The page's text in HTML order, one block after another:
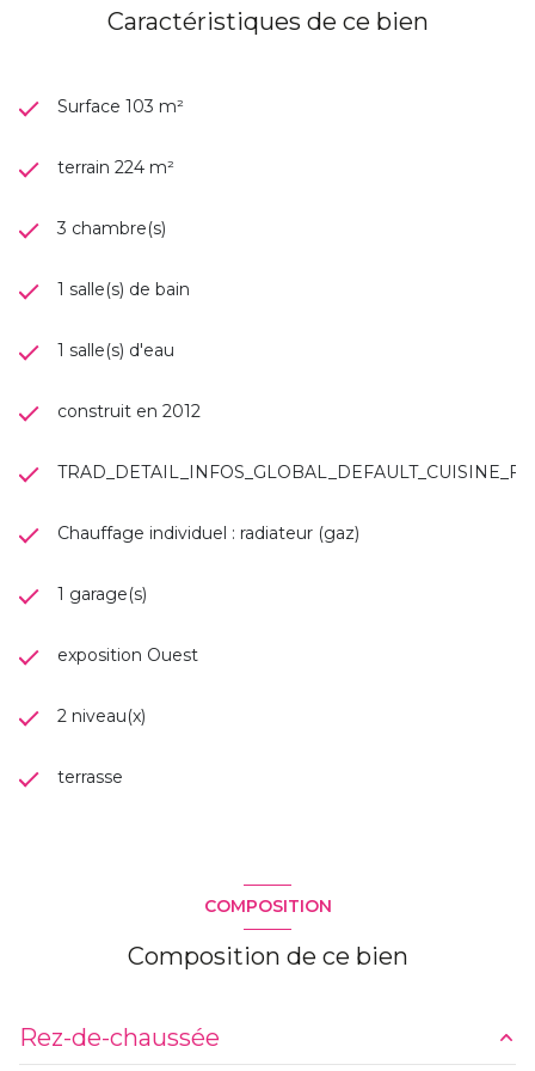
Caractéristiques de ce bien
Surface 103 m²
terrain 224 m²
3 chambre(s)
1 salle(s) de bain
1 salle(s) d'eau
construit en 2012
Chauffage individuel : radiateur (gaz)
1 garage(s)
exposition Ouest
2 niveau(x)
terrasse
COMPOSITION
Composition de ce bien
Rez-de-chaussée